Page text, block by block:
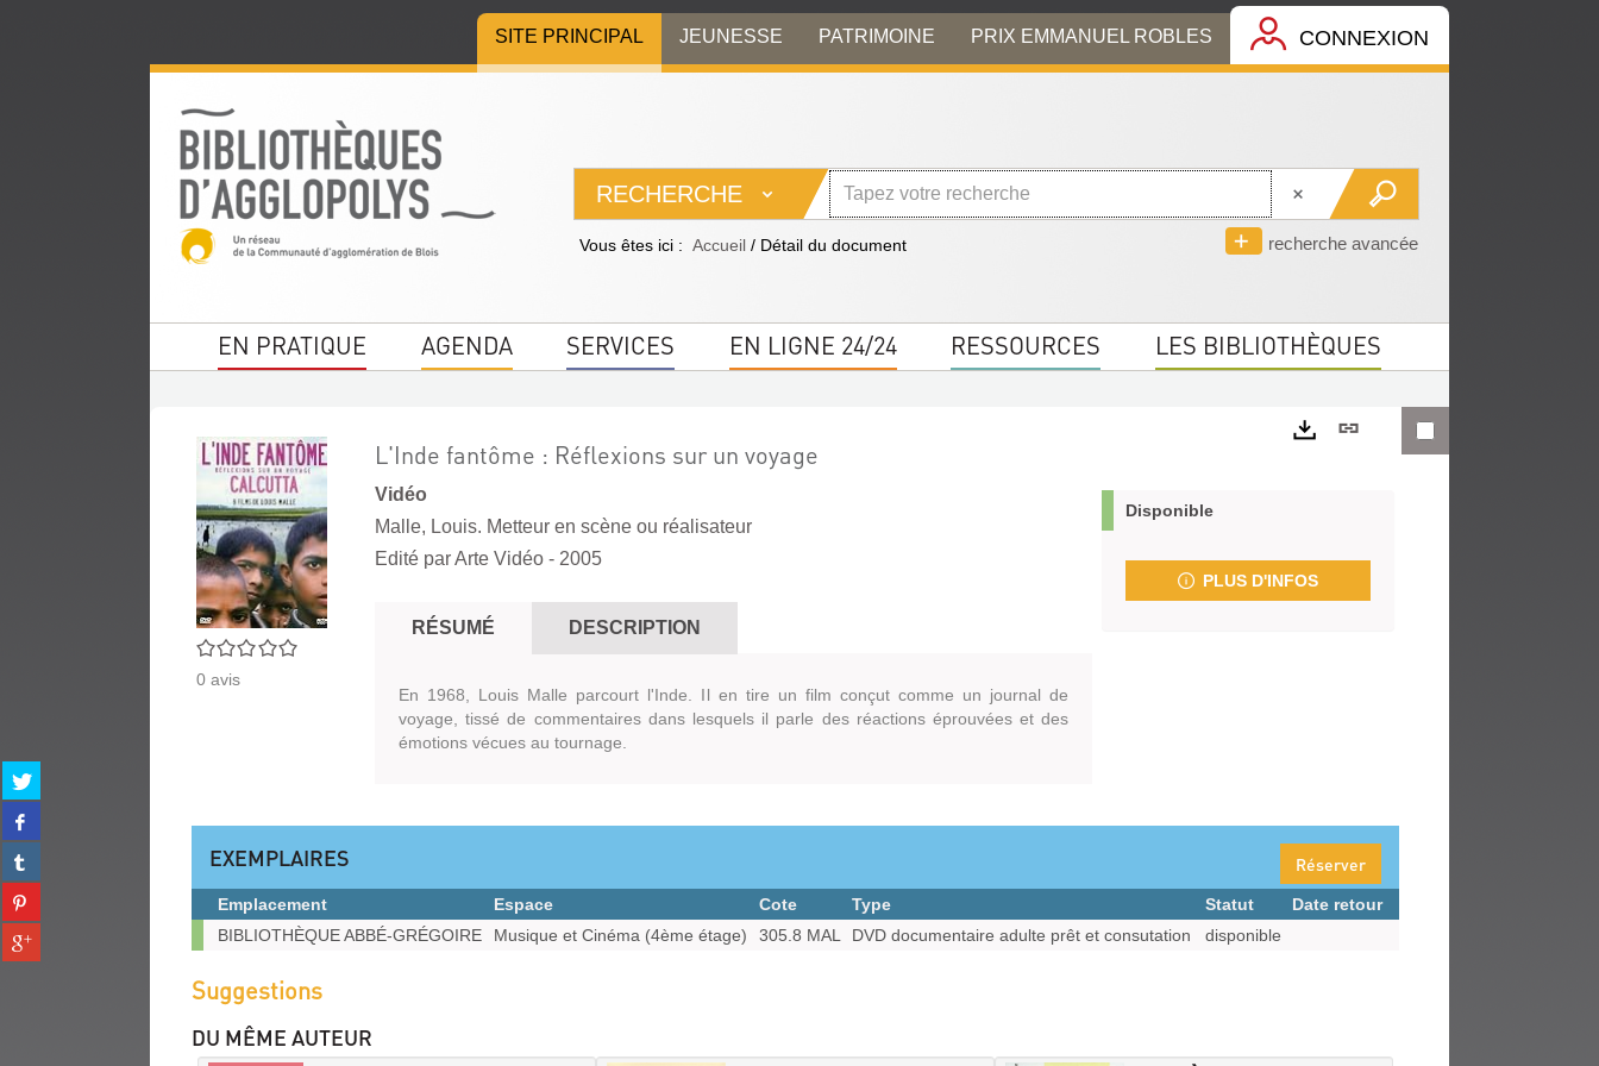
menu
contenu
la
SITE PRINCIPAL JEUNESSE PATRIMOINE PRIX EMMANUEL ROBLES CONNEXION
RECHERCHE
recherche avancée
Vous êtes ici : Accueil / Détail du document
EN PRATIQUE AGENDA SERVICES EN LIGNE 24/24 RESSOURCES LES BIBLIOTHÈQUES
Partager
sur
twitter
(Nouvelle
fenêtre)
Partager
sur
facebook
(Nouvelle
fenêtre)
Partager
sur
tumblr
(Nouvelle
fenêtre)
Partager
sur
pinterest
(Nouvelle
Partager
sur
0/5
0 avis
L'Inde fantôme : Réflexions sur un voyage
Vidéo
Malle, Louis. Metteur en scène ou réalisateur
Edité parArte Vidéo - 2005
RÉSUMÉ DESCRIPTION
En 1968, Louis Malle parcourt l'Inde. Il en tire un film conçut comme un journal de
voyage, tissé de commentaires dans lesquels il parle des réactions éprouvées et des
émotions vécues au tournage.
Lien
Disponible
PLUS D'INFOS
EXEMPLAIRES Réserver
Exemplaires
Emplacement Espace Cote Type Statut
Date retour
BIBLIOTHÈQUE ABBÉ-GRÉGOIRE
Musique et Cinéma (4ème étage) 305.8 MAL DVD documentaire adulte prêt et consutation disponible
Suggestions
DU MÊME AUTEUR